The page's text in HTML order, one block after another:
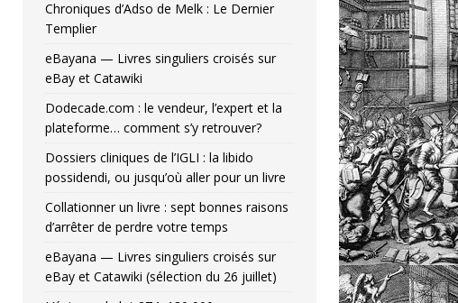
Chroniques d’Adso de Melk : Le Dernier
Templier
eBayana — Livres singuliers croisés sur
eBay et Catawiki
Dodecade.com : le vendeur, l’expert et la
plateforme… comment s’y retrouver?
Dossiers cliniques de l’IGLI : la libido
possidendi, ou jusqu’où aller pour un livre
Collationner un livre : sept bonnes raisons
d’arrêter de perdre votre temps
eBayana — Livres singuliers croisés sur
eBay et Catawiki (sélection du 26 juillet)